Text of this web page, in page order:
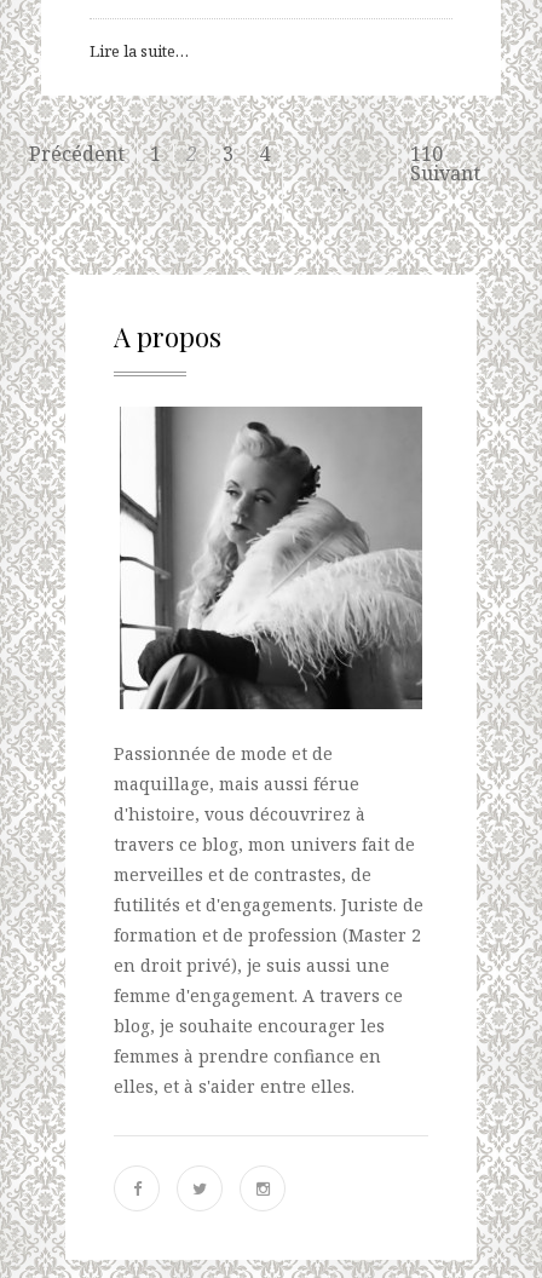
Lire la suite…
Précédent 1 2 3
4
…
110
Suivant
A propos
Passionnée de mode et de
maquillage, mais aussi férue
d'histoire, vous découvrirez à
travers ce blog, mon univers fait de
merveilles et de contrastes, de
futilités et d'engagements. Juriste de
formation et de profession (Master 2
en droit privé), je suis aussi une
femme d'engagement. A travers ce
blog, je souhaite encourager les
femmes à prendre confiance en
elles, et à s'aider entre elles.